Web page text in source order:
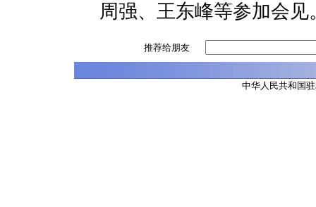
周强、王东峰等参加会见
推荐给朋友
中华人民共和国